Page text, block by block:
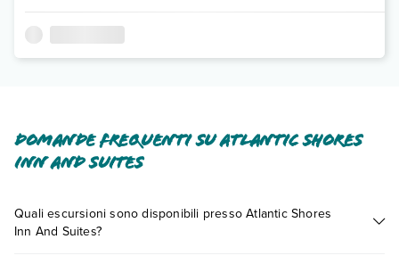
Domande frequenti su Atlantic Shores
Inn And Suites
Quali escursioni sono disponibili presso Atlantic Shores
Inn And Suites?